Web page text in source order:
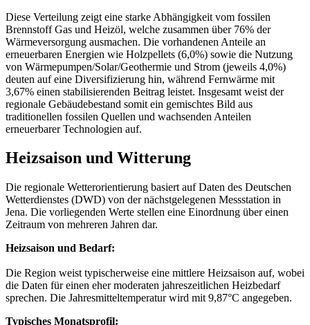
Diese Verteilung zeigt eine starke Abhängigkeit vom fossilen
Brennstoff Gas und Heizöl, welche zusammen über 76% der
Wärmeversorgung ausmachen. Die vorhandenen Anteile an
erneuerbaren Energien wie Holzpellets (6,0%) sowie die Nutzung
von Wärmepumpen/Solar/Geothermie und Strom (jeweils 4,0%)
deuten auf eine Diversifizierung hin, während Fernwärme mit
3,67% einen stabilisierenden Beitrag leistet. Insgesamt weist der
regionale Gebäudebestand somit ein gemischtes Bild aus
traditionellen fossilen Quellen und wachsenden Anteilen
erneuerbarer Technologien auf.
Heizsaison und Witterung
Die regionale Wetterorientierung basiert auf Daten des Deutschen
Wetterdienstes (DWD) von der nächstgelegenen Messstation in
Jena. Die vorliegenden Werte stellen eine Einordnung über einen
Zeitraum von mehreren Jahren dar.
Heizsaison und Bedarf:
Die Region weist typischerweise eine mittlere Heizsaison auf, wobei
die Daten für einen eher moderaten jahreszeitlichen Heizbedarf
sprechen. Die Jahresmitteltemperatur wird mit 9,87°C angegeben.
Typisches Monatsprofil: